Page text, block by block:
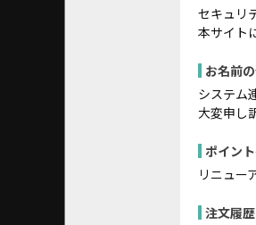
セキュリ
本サイト
お名前
システム
大変申し
ポイン
リニュー
注文履